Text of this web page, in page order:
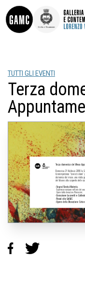
INFO
CONTATTI
DIDATTICA
LE COLLEZIONI
GLI AUTORI
LORENZO VIANI
MOSTRE
EVENTI
PALAZZO DELLE MUSE
TUTTI GLI EVENTI
Terza